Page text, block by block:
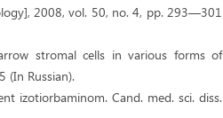
2008, vol. 50, no. 4, pp. 293—301
stromal cells in various forms of
(In Russian).
izotiorbaminom. Cand. med. sci. diss.